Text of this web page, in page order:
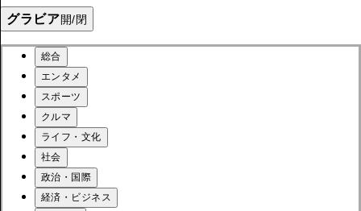
グラビア開/閉
総合
エンタメ
スポーツ
クルマ
ライフ・文化
社会
政治・国際
経済・ビジネス